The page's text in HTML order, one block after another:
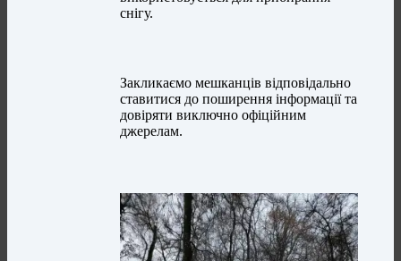
снігу.
Закликаємо мешканців відповідально
ставитися до поширення інформації та
довіряти виключно офіційним
джерелам.